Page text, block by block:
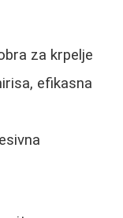
za krpelje
efikasna